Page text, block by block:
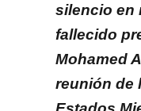
silencio en
fallecido
Mohamed
reunión de